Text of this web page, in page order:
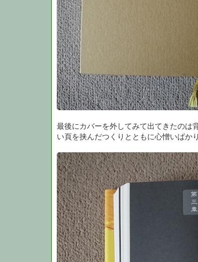
最後にカバーを外してみて出てきたのは
い頁を挟んだつくりとともに心憎いばか